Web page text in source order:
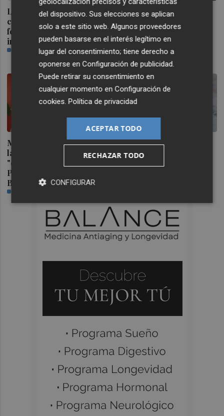
La búsqueda del impacto
científico puede reducir la
felicidad del personal
investigador
Marián Cano: "No
permitiremos ligar los
apartamentos turísticos a
un problema de vivienda
que el Gobierno no
afronta"
Morant, convencida de que
la gestión de la dana será
"el estoque definitivo" al
PP en las urnas: "Habrá
Botànic III"
El pequeño ahorrador
vuelve a las letras del
del dispositivo. Sus elecciones se aplican
solo a este sitio web. Algunos proveedores
pueden basarse en el interés legítimo en
lugar del consentimiento; tiene derecho a
oponerse enConfiguración de publicidad.
Puede retirar su consentimiento en
cualquier momento enConfiguración de
cookies.Política de privacidad
ACEPTAR TODO
RECHAZAR TODO
CONFIGURAR